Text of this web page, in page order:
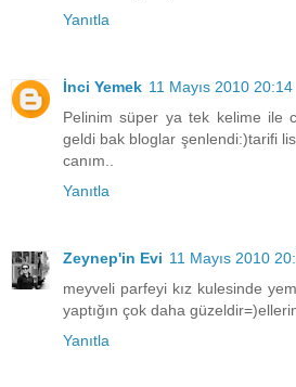
Yanıtla
İnci Yemek 11 Mayıs 2010 20:14
Pelinim süper ya tek kelime ile
geldi bak bloglar şenlendi:)tarifi
canım..
Yanıtla
Zeynep'in Evi 11 Mayıs 2010
meyveli parfeyi kız kulesinde
yaptığın çok daha
Yanıtla